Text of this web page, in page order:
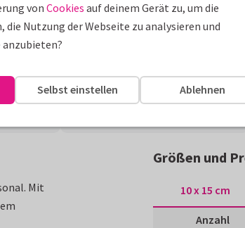
Mit
Größen und
10 x 15 cm
Anzahl
von Cookies auf deinem Gerät zu, um die
die Nutzung der Webseite zu analysieren und
Ablehnen
Selbst einstellen